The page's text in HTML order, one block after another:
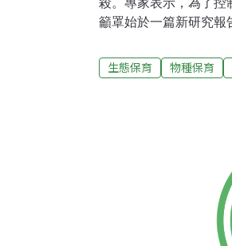
籲罩始於一篇新研究報
相當大規模的屠殺。有
農作物、在公路上造成
土地上，但事實上直
土的野生鹿群早已消
數量了，目前預估鹿
年因為在馬路上和鹿
生態保育 物種保育